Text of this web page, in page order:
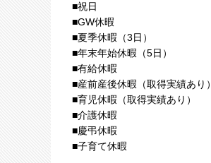
■祝日
■GW休暇
■夏季休暇（3日）
■年末年始休暇（5日）
■有給休暇
■産前産後休暇（取得実績あり）
■育児休暇（取得実績あり）
■介護休暇
■慶弔休暇
■子育て休暇